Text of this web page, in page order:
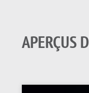
APERÇUS